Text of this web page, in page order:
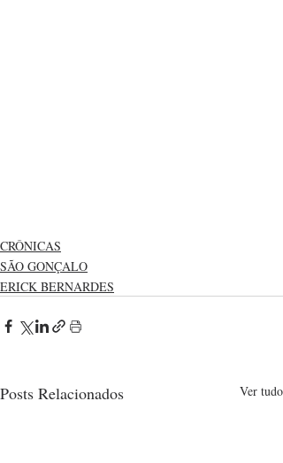
CRÔNICAS
SÃO GONÇALO
ERICK BERNARDES
Posts Relacionados Ver tudo